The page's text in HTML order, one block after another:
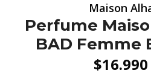
Maison
Perfume
BAD Femme
$16.990